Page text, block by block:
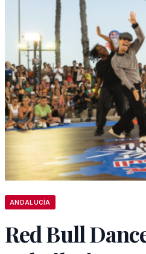
ANDALUCÍA
Red Bull